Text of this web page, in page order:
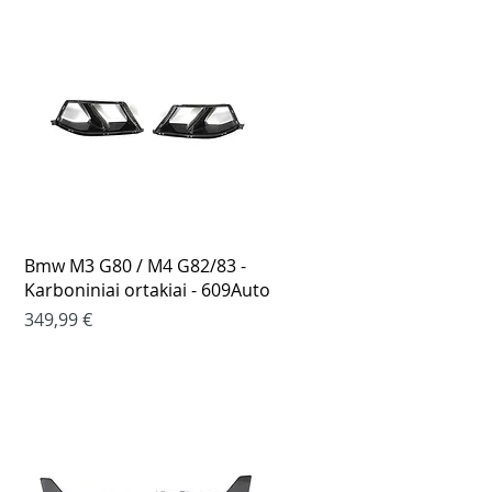
Greita peržiūra
Bmw M3 G80 / M4 G82/83 -
Karboniniai ortakiai - 609Auto
Kaina
349,99 €